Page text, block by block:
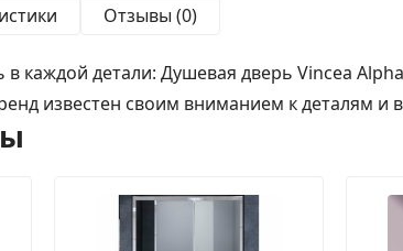
Отзывы (0)
в каждой детали: Душевая дверь Vincea
известен своим вниманием к деталям и